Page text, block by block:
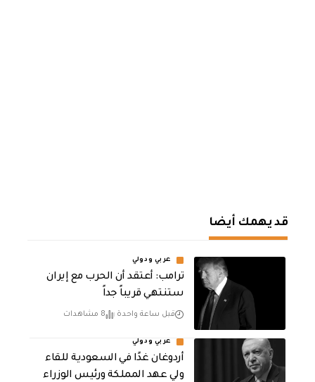
قد يهمك أيضا
عربي ودولي
‏ترامب: أعتقد أن الحرب مع إيران
ستنتهي قريباً جداً
قبل ساعة واحدة 8 مشاهدات
عربي ودولي
أردوغان غدًا في السعودية للقاء
ولي عهد المملكة ورئيس الوزراء